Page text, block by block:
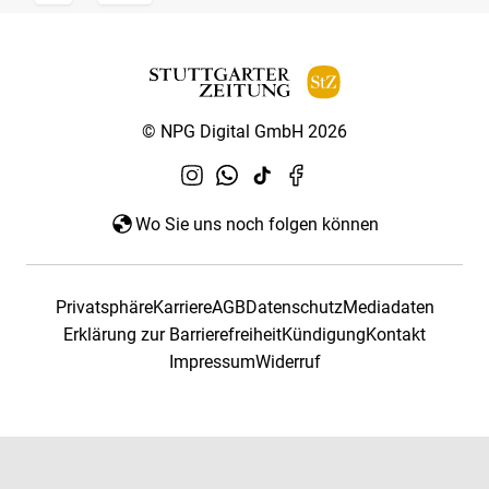
© NPG Digital GmbH 2026
Wo Sie uns noch folgen können
PrivatsphäreKarriereAGBDatenschutzMediadaten
Erklärung zur BarrierefreiheitKündigungKontakt
ImpressumWiderruf